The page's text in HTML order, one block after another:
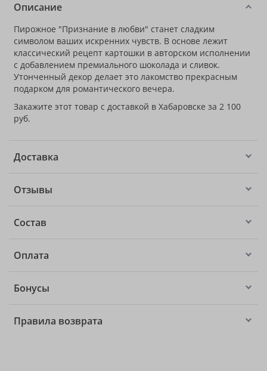
Описание
Пирожное "Признание в любви" станет сладким
символом ваших искренних чувств. В основе лежит
классический рецепт картошки в авторском исполнении
с добавлением премиального шоколада и сливок.
Утонченный декор делает это лакомство прекрасным
подарком для романтического вечера.
Закажите этот товар с доставкой в Хабаровске за 2 100
руб.
Доставка
Отзывы
Состав
Оплата
Бонусы
Правила возврата